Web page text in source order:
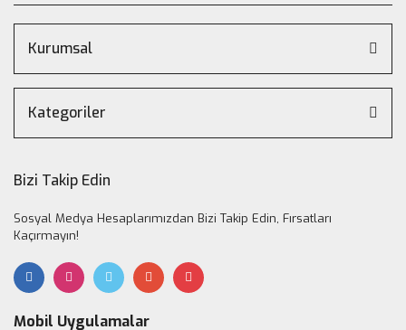
Kurumsal
Kategoriler
Bizi Takip Edin
Sosyal Medya Hesaplarımızdan Bizi Takip Edin, Fırsatları
Kaçırmayın!
Mobil Uygulamalar